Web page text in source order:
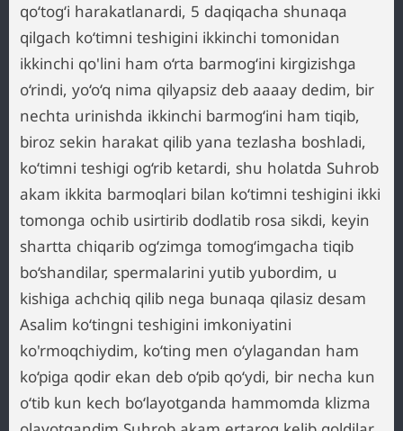
qo‘tog‘i harakatlanardi, 5 daqiqacha shunaqa
qilgach ko‘timni teshigini ikkinchi tomonidan
ikkinchi qo'lini ham o‘rta barmog‘ini kirgizishga
o‘rindi, yo‘o‘q nima qilyapsiz deb aaaay dedim, bir
nechta urinishda ikkinchi barmog‘ini ham tiqib,
biroz sekin harakat qilib yana tezlasha boshladi,
ko‘timni teshigi og‘rib ketardi, shu holatda Suhrob
akam ikkita barmoqlari bilan ko‘timni teshigini ikki
tomonga ochib usirtirib dodlatib rosa sikdi, keyin
shartta chiqarib og‘zimga tomog‘imgacha tiqib
bo‘shandilar, spermalarini yutib yubordim, u
kishiga achchiq qilib nega bunaqa qilasiz desam
Asalim ko‘tingni teshigini imkoniyatini
ko'rmoqchiydim, ko‘ting men o‘ylagandan ham
ko‘piga qodir ekan deb o‘pib qo‘ydi, bir necha kun
o‘tib kun kech bo‘layotganda hammomda klizma